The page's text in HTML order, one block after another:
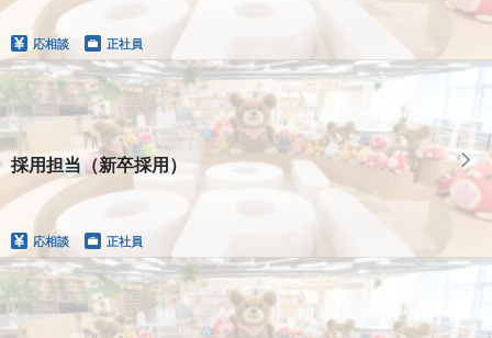
応相談 正社員
採用担当（新卒採用）
応相談 正社員